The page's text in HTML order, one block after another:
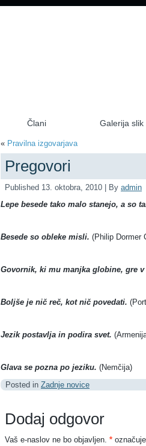
Člani Galerija slik
« Pravilna izgovarjava
Pregovori
Published 13. oktobra, 2010 By admin
Lepe besede tako malo stanejo, a so
Besede so obleke misli. (Philip Dormer
Govornik, ki mu manjka globine, gre
Boljše je nič reč, kot nič povedati.
Jezik postavlja in podira svet.
Glava se pozna po jeziku. (Nemčija)
Posted in Zadnje novice
Dodaj odgovor
Vaš e-naslov ne bo objavljen. *